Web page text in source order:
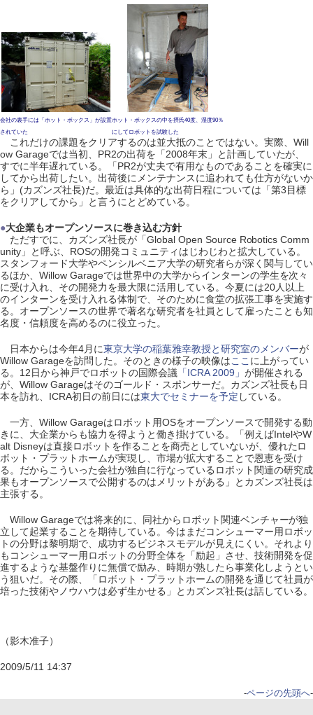
会社の裏手には「ホット・ボックス」が設置
されていた
ホット・ボックスの中を摂氏40度、湿度90％
にしてロボットを試験した
これだけの課題をクリアするのは並大抵のことではない。実際、Will
ow Garageでは当初、PR2の出荷を「2008年末」と計画していたが、
すでに半年遅れている。「PR2が丈夫で有用なものであることを確実に
してから出荷したい。出荷後にメンテナンスに追われても仕方がないか
ら」(カズンズ社長)だ。最近は具体的な出荷日程については「第3目標
をクリアしてから」と言うにとどめている。
●大企業もオープンソースに巻き込む方針
ただすでに、カズンズ社長が「Global Open Source Robotics Comm
unity」と呼ぶ、ROSの開発コミュニティはじわじわと拡大している。
スタンフォード大学やペンシルベニア大学の研究者らが深く関与してい
るほか、Willow Garageでは世界中の大学からインターンの学生を次々
に受け入れ、その開発力を最大限に活用している。今夏には20人以上
のインターンを受け入れる体制で、そのために食堂の拡張工事を実施す
る。オープンソースの世界で著名な研究者を社員として雇ったことも知
名度・信頼度を高めるのに役立った。
日本からは今年4月に東京大学の稲葉雅幸教授と研究室のメンバーが
Willow Garageを訪問した。そのときの様子の映像はここ に上がってい
る。12日から神戸でロボットの国際会議 「ICRA 2009」 が開催される
が、Willow Garageはそのゴールド・スポンサーだ。カズンズ社長も日
本を訪れ、ICRA初日の前日には東大でセミナーを予定 している。
一方、Willow Garageはロボット用OSをオープンソースで開発する動
きに、大企業からも協力を得ようと働き掛けている。「例えばIntelやW
alt Disneyは直接ロボットを作ることを商売としていないが、優れたロ
ボット・プラットホームが実現し、市場が拡大することで恩恵を受け
る。だからこういった会社が独自に行なっているロボット関連の研究成
果もオープンソースで公開するのはメリットがある」とカズンズ社長は
主張する。
Willow Garageでは将来的に、同社からロボット関連ベンチャーが独
立して起業することを期待している。今はまだコンシューマー用ロボッ
トの分野は黎明期で、成功するビジネスモデルが見えにくい。それより
もコンシューマー用ロボットの分野全体を「励起」させ、技術開発を促
進するような基盤作りに無償で励み、時期が熟したら事業化しようとい
う狙いだ。その際、「ロボット・プラットホームの開発を通じて社員が
培った技術やノウハウは必ず生かせる」とカズンズ社長は話している。
（影木准子）
2009/5/11 14:37
-ページの先頭へ-